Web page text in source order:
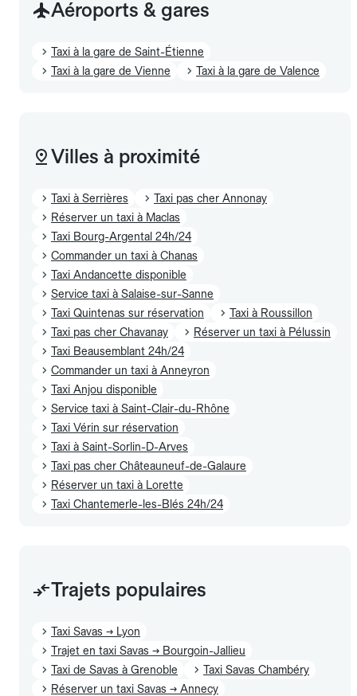
Aéroports & gares
Taxi à la gare de Saint-Étienne
Taxi à la gare de Vienne
Taxi à la gare de Valence
Villes à proximité
Taxi à Serrières
Taxi pas cher Annonay
Réserver un taxi à Maclas
Taxi Bourg-Argental 24h/24
Commander un taxi à Chanas
Taxi Andancette disponible
Service taxi à Salaise-sur-Sanne
Taxi Quintenas sur réservation
Taxi à Roussillon
Taxi pas cher Chavanay
Réserver un taxi à Pélussin
Taxi Beausemblant 24h/24
Commander un taxi à Anneyron
Taxi Anjou disponible
Service taxi à Saint-Clair-du-Rhône
Taxi Vérin sur réservation
Taxi à Saint-Sorlin-D-Arves
Taxi pas cher Châteauneuf-de-Galaure
Réserver un taxi à Lorette
Taxi Chantemerle-les-Blés 24h/24
Trajets populaires
Taxi Savas → Lyon
Trajet en taxi Savas → Bourgoin-Jallieu
Taxi de Savas à Grenoble
Taxi Savas Chambéry
Réserver un taxi Savas → Annecy